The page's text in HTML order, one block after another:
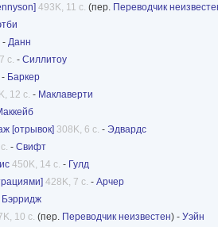
493K, 11 с. (пер. Переводчик
- Данн
с. - Силлитоу
- Баркер
12 с. - Маклаверти
[отрывок] 308K, 6 с. - Эдвардс
- Свифт
450K, 14 с. - Гулд
428K, 7 с. - Арчер
Бэрридж
10 с. (пер. Переводчик неизвестен) - Уэйн